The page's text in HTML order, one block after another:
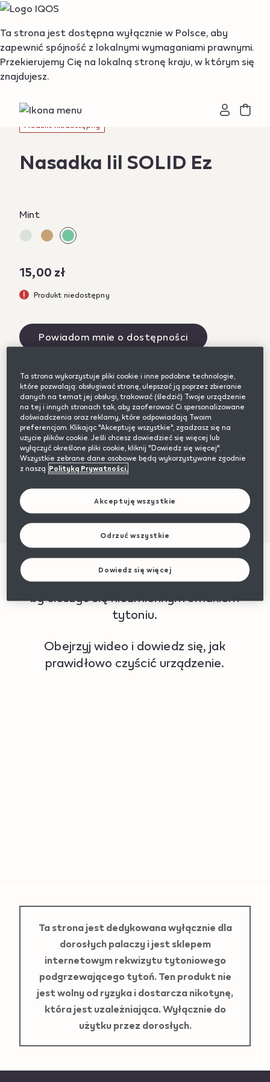
{"redirectionRequired":"true","hostname":"https://
Ta strona jest dostępna wyłącznie w Polsce, aby
zapewnić spójność z lokalnymi wymaganiami prawnymi.
Przekierujemy Cię na lokalną stronę kraju, w którym się
znajdujesz.
Wróć do listy produktów
Produkt niedostępny
Nasadka lil SOLID Ez
Variations
Mint
15,00 zł
Produkt niedostępny
Powiadom mnie o dostępności
Wymienna nasadka do Twojegolil SOLID Ez.
Możesz ją zdjąć i wymienić na nową, jeśli chcesz
odświeżyć swoje urządzenie lub stworzyć nowe
połączenie kolorystyczne.
Nakładkajest kompatybilnawyłącznie z
urządzeniem lil SOLID Ez.
Aż 60 dni na bezpłatny zwrot
Czyść Twojego lil-a SOLID Ez regularnie,
by cieszyć się niezmiennym smakiem
tytoniu.
Obejrzyj wideo i dowiedz się, jak
prawidłowo czyścić urządzenie.
Ta strona jest dedykowana wyłącznie dla
dorosłych palaczy i jest sklepem
internetowym rekwizytu tytoniowego
podgrzewającego tytoń. Ten produkt nie
jest wolny od ryzyka i dostarcza nikotynę,
która jest uzależniająca. Wyłącznie do
użytku przez dorosłych.
Ta strona wykorzystuje pliki cookie i inne podobne technologie,
które pozwalają: obsługiwać stronę, ulepszać ją poprzez zbieranie
danych na temat jej obsługi, trakować (śledzić) Twoje urządzenie
na tej i innych stronach tak, aby zaoferować Ci spersonalizowane
doświadczenia oraz reklamy, które odpowiadają Twoim
preferencjom. Klikając "Akceptuję wszystkie", zgadzasz się na
użycie plików cookie. Jeśli chcesz dowiedzieć się więcej lub
wyłączyć określone pliki cookie, kliknij "Dowiedz się więcej".
Wszystkie zebrane dane osobowe będą wykorzystywane zgodnie
z naszą Polityką Prywatności.
Akceptuję wszystkie
Odrzuć wszystkie
Dowiedz się więcej